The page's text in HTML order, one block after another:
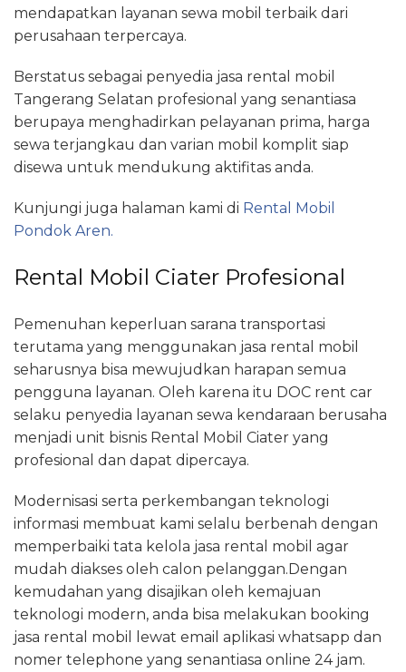
mendapatkan layanan sewa mobil terbaik dari
perusahaan terpercaya.
Berstatus sebagai penyedia jasa rental mobil
Tangerang Selatan profesional yang senantiasa
berupaya menghadirkan pelayanan prima, harga
sewa terjangkau dan varian mobil komplit siap
disewa untuk mendukung aktifitas anda.
Kunjungi juga halaman kami di Rental Mobil
Pondok Aren.
Rental Mobil Ciater Profesional
Pemenuhan keperluan sarana transportasi
terutama yang menggunakan jasa rental mobil
seharusnya bisa mewujudkan harapan semua
pengguna layanan. Oleh karena itu DOC rent car
selaku penyedia layanan sewa kendaraan berusaha
menjadi unit bisnis Rental Mobil Ciater yang
profesional dan dapat dipercaya.
Modernisasi serta perkembangan teknologi
informasi membuat kami selalu berbenah dengan
memperbaiki tata kelola jasa rental mobil agar
mudah diakses oleh calon pelanggan.Dengan
kemudahan yang disajikan oleh kemajuan
teknologi modern, anda bisa melakukan booking
jasa rental mobil lewat email aplikasi whatsapp dan
nomer telephone yang senantiasa online 24 jam.